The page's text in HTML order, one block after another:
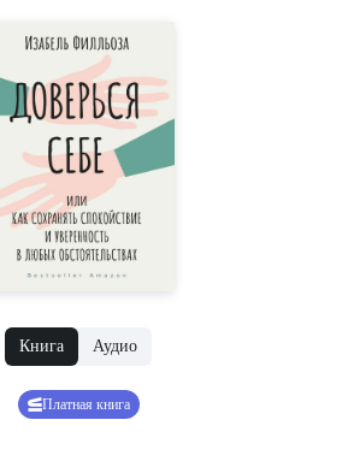
Книга Аудио
Платная книга